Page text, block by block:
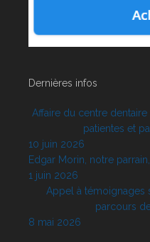
Dernières infos
Affaire du centre
patientes et
10 juin 2026
Edgar Morin, notre
1 juin 2026
Appel à témoignages
parcours
8 mai 2026